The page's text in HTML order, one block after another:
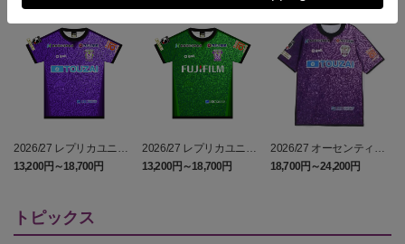
2026/27 レプリカユニフ
ォーム FP 1st
13,200円～18,700円
2026/27 レプリカユニフ
ォーム GK 2nd
13,200円～18,700円
2026/27 オーセンティッ
クユニフォーム FP 1st
18,700円～24,200円
トピックス